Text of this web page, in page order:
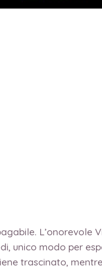
L’onorevole
unico modo per
trascinato,